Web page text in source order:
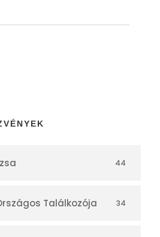
44
Találkozója 34